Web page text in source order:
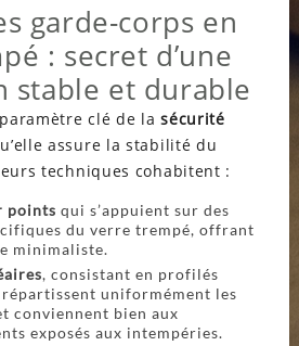
garde-corps en
: secret d’une
stable et durable
clé de lasécurité
assure la stabilité du
techniques cohabitent :
points qui s’appuient sur des
du verre trempé, offrant
minimaliste.
, consistant en profilés
uniformément les
conviennent bien aux
exposés aux intempéries.